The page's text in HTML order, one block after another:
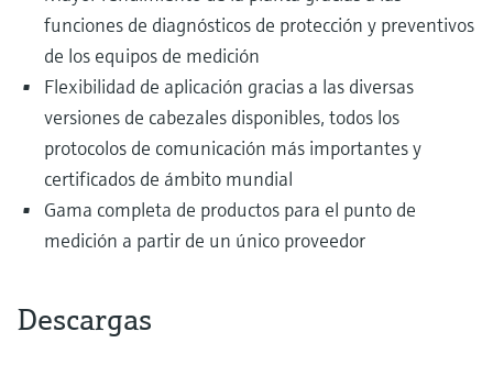
funciones de diagnósticos de protección y preventivos
de los equipos de medición
Flexibilidad de aplicación gracias a las diversas
versiones de cabezales disponibles, todos los
protocolos de comunicación más importantes y
certificados de ámbito mundial
Gama completa de productos para el punto de
medición a partir de un único proveedor
Descargas